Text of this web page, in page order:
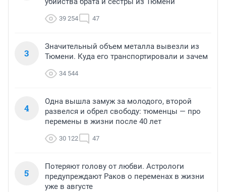
39 254 47
3
Значительный объем металла вывезли из
Тюмени. Куда его транспортировали и зачем
34 544
4
Одна вышла замуж за молодого, второй
развелся и обрел свободу: тюменцы — про
перемены в жизни после 40 лет
30 122 47
5
Потеряют голову от любви. Астрологи
предупреждают Раков о переменах в жизни
уже в августе